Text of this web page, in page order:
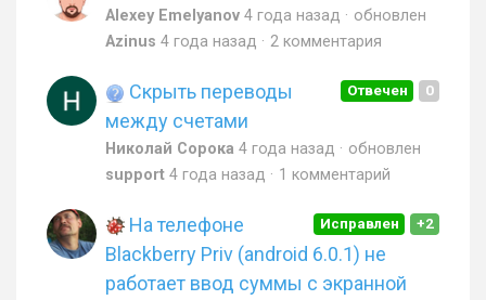
Alexey Emelyanov 4 года назад
обновлен
Azinus 4 года назад 2 комментария
0
Отвечен
Скрыть переводы
между счетами
Николай Сорока 4 года назад
обновлен
support 4 года назад 1 комментарий
+2
Исправлен
На телефоне
Blackberry Priv (android 6.0.1) не
работает ввод суммы с экранной